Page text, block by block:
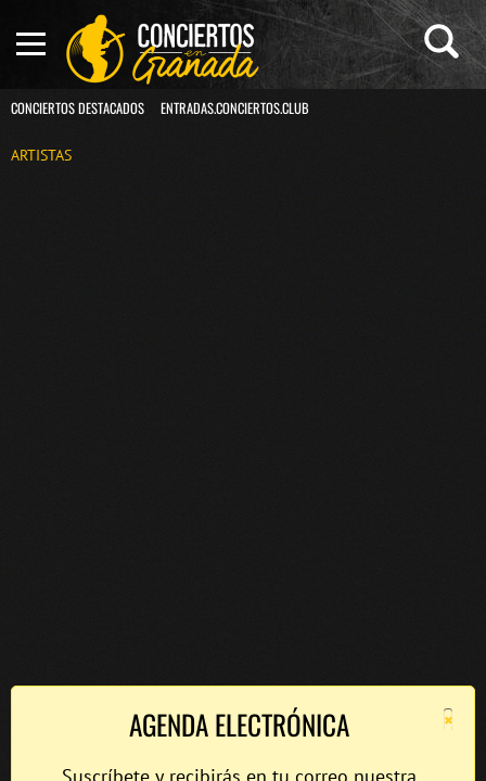
CONCIERTOS DESTACADOS ENTRADAS.CONCIERTOS.CLUB
ARTISTAS
×
AGENDA ELECTRÓNICA